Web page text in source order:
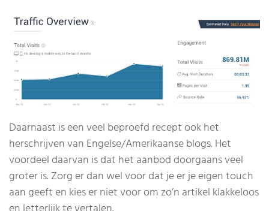
Daarnaast is een veel beproefd recept ook het
herschrijven van Engelse/Amerikaanse blogs. Het
voordeel daarvan is dat het aanbod doorgaans veel
groter is. Zorg er dan wel voor dat je er je eigen touch
aan geeft en kies er niet voor om zo’n artikel klakkeloos